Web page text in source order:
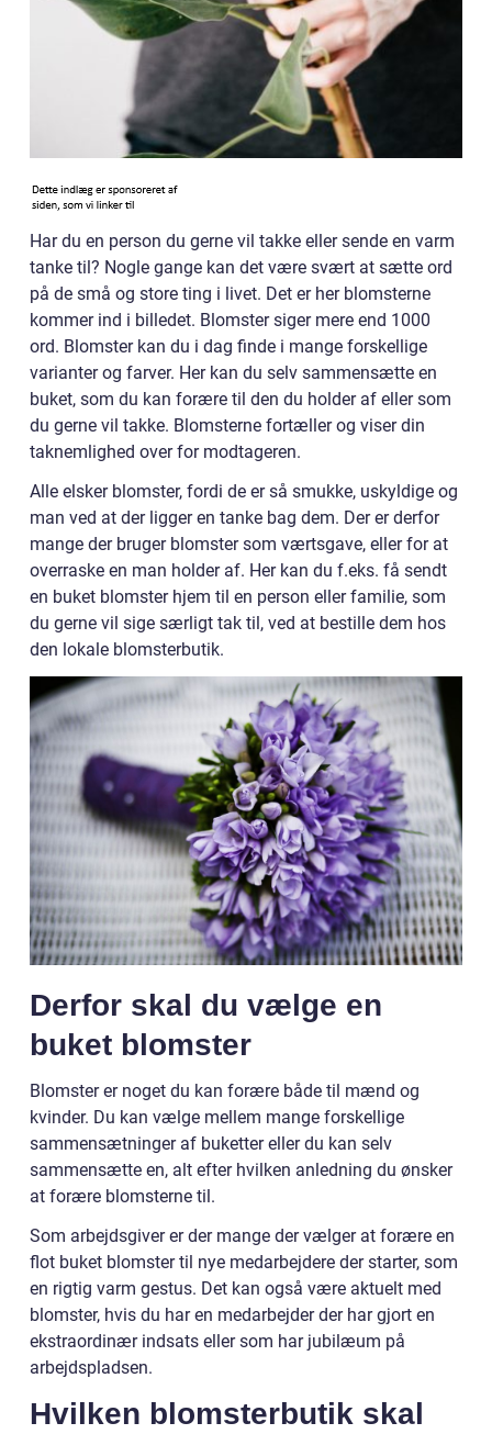
Har du en person du gerne vil takke eller sende en varm
tanke til? Nogle gange kan det være svært at sætte ord
på de små og store ting i livet. Det er her blomsterne
kommer ind i billedet. Blomster siger mere end 1000
ord. Blomster kan du i dag finde i mange forskellige
varianter og farver. Her kan du selv sammensætte en
buket, som du kan forære til den du holder af eller som
du gerne vil takke. Blomsterne fortæller og viser din
taknemlighed over for modtageren.
Alle elsker blomster, fordi de er så smukke, uskyldige og
man ved at der ligger en tanke bag dem. Der er derfor
mange der bruger blomster som værtsgave, eller for at
overraske en man holder af. Her kan du f.eks. få sendt
en buket blomster hjem til en person eller familie, som
du gerne vil sige særligt tak til, ved at bestille dem hos
den lokale blomsterbutik.
Derfor skal du vælge en
buket blomster
Blomster er noget du kan forære både til mænd og
kvinder. Du kan vælge mellem mange forskellige
sammensætninger af buketter eller du kan selv
sammensætte en, alt efter hvilken anledning du ønsker
at forære blomsterne til.
Som arbejdsgiver er der mange der vælger at forære en
flot buket blomster til nye medarbejdere der starter, som
en rigtig varm gestus. Det kan også være aktuelt med
blomster, hvis du har en medarbejder der har gjort en
ekstraordinær indsats eller som har jubilæum på
arbejdspladsen.
Hvilken blomsterbutik skal